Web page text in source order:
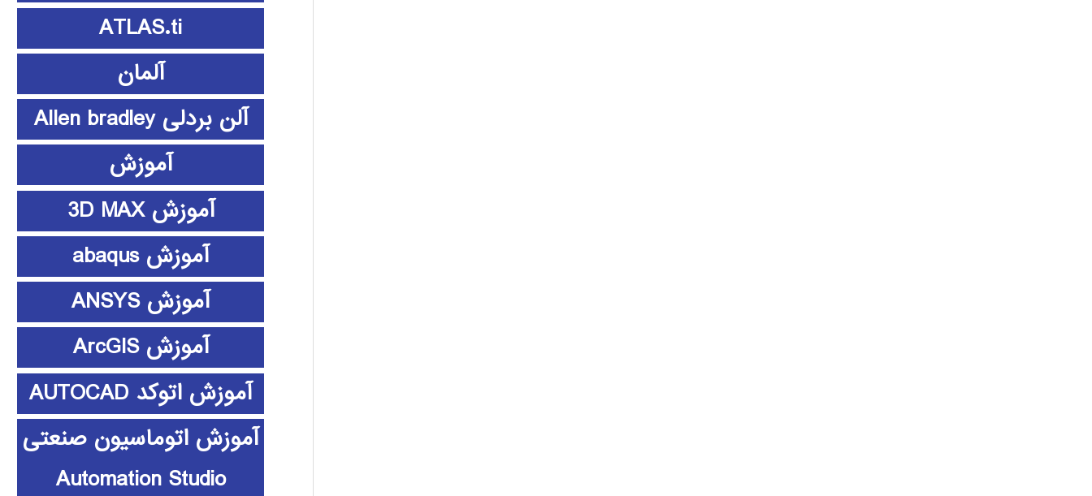
ATLAS.ti
آلمان
آلن بردلی Allen bradley
آموزش
آموزش 3D MAX
آموزش abaqus
آموزش ANSYS
آموزش ArcGIS
آموزش اتوکد AUTOCAD
آموزش اتوماسیون صنعتی
Automation Studio